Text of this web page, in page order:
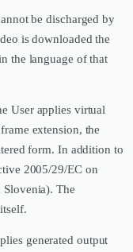
be discharged by
is downloaded the
the language of that
User applies virtual
extension, the
form. In addition to
2005/29/EC on
The
generated output